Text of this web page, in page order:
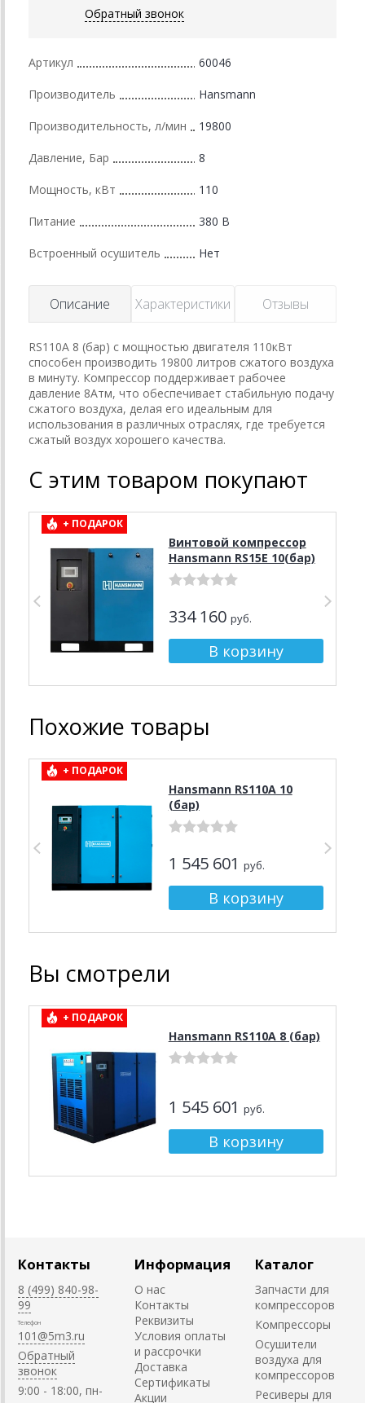
Обратный звонок
Артикул 60046
Производитель Hansmann
Производительность, л/мин 19800
Давление, Бар 8
Мощность, кВт 110
Питание 380 В
Встроенный осушитель Нет
Описание Характеристики Отзывы
RS110A 8 (бар) с мощностью двигателя 110кВт
способен производить 19800 литров сжатого воздуха
в минуту. Компрессор поддерживает рабочее
давление 8Атм, что обеспечивает стабильную подачу
сжатого воздуха, делая его идеальным для
использования в различных отраслях, где требуется
сжатый воздух хорошего качества.
С этим товаром покупают
+ ПОДАРОК
Винтовой компрессор
Hansmann RS15E 10(бар)
334 160 руб.
Похожие товары
+ ПОДАРОК
Hansmann RS110A 10
(бар)
1 545 601 руб.
Вы смотрели
+ ПОДАРОК
Hansmann RS110A 8 (бар)
1 545 601 руб.
Контакты
8 (499) 840-98-
99
Телефон
101@5m3.ru
Обратный
звонок
9:00 - 18:00, пн-
Информация
О нас
Контакты
Реквизиты
Условия оплаты
и рассрочки
Доставка
Сертификаты
Акции
Каталог
Запчасти для
компрессоров
Компрессоры
Осушители
воздуха для
компрессоров
Ресиверы для